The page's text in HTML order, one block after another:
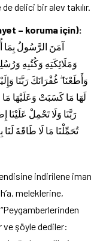
delici bir alev takılır.
– koruma için):
آمَنَ الرَّسُولُ بِمَا
وَمَلَائِكَتِهِ وَكُتُبِهِ
لَهَا مَا كَسَبَتْ وَعَلَيْهَا مَا
رَبَّنَا وَلَا تَحْمِلْ عَلَيْنَا
تُحَمِّلْنَا مَا لَا طَاقَةَ
indirilene iman
meleklerine,
ve şöyle dediler: